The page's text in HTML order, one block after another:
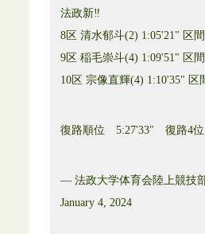
法政新‼️
8区 清水郁斗(2) 1:05'21" 区
9区 稲毛崇斗(4) 1:09'51" 区
10区 宗像直輝(4) 1:10'35" 区
復路順位 5:27'33" 復路4位
— 法政大学体育会陸上競技
January 4, 2024